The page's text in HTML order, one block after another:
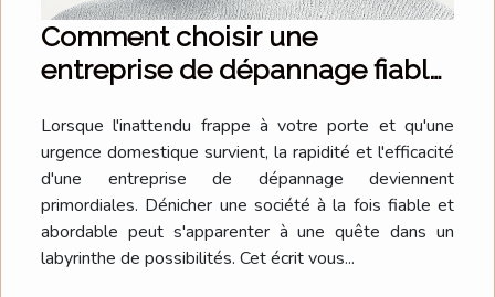
Comment choisir une
entreprise de dépannage fiable
Lorsque l'inattendu frappe à votre porte et qu'une
urgence domestique survient, la rapidité et l'efficacité
d'une entreprise de dépannage deviennent
primordiales. Dénicher une société à la fois fiable et
abordable peut s'apparenter à une quête dans un
labyrinthe de possibilités. Cet écrit vous...